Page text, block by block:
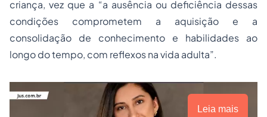
criança, vez que a “a ausência ou deficiência dessas
condições comprometem a aquisição e a
consolidação de conhecimento e habilidades ao
longo do tempo, com reflexos na vida adulta”.
Leia mais